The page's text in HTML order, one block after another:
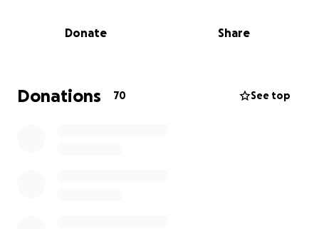
Dafür braucht es neben vielen fleißigen Helfern
und natürlich auch ein Umzug finanziert werden. Wir
sind für jeden Euro dankbar, den ihr zur Realisierung
Donate Share
Donations 70 See top